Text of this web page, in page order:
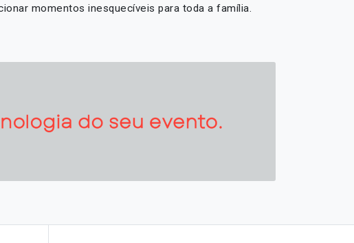
momentos inesquecíveis para toda a família.